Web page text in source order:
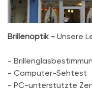
Brillenoptik - Unsere
-
- Computer-Sehtest
- PC-unterstützte